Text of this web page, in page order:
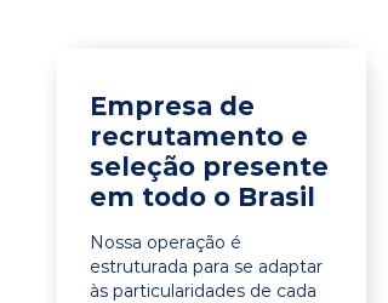
Empresa de
recrutamento e
seleção presente
em todo o Brasil
Nossa operação é
estruturada para se adaptar
às particularidades de cada